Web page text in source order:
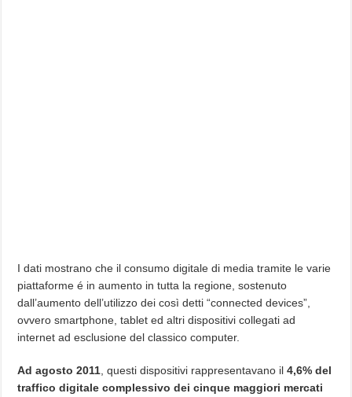
I dati mostrano che il consumo digitale di media tramite le varie
piattaforme é in aumento in tutta la regione, sostenuto
dall’aumento dell’utilizzo dei così detti “connected devices”,
ovvero smartphone, tablet ed altri dispositivi collegati ad
internet ad esclusione del classico computer.
Ad agosto 2011 , questi dispositivi rappresentavano il4,6% del
traffico digitale complessivo dei cinque maggiori mercati